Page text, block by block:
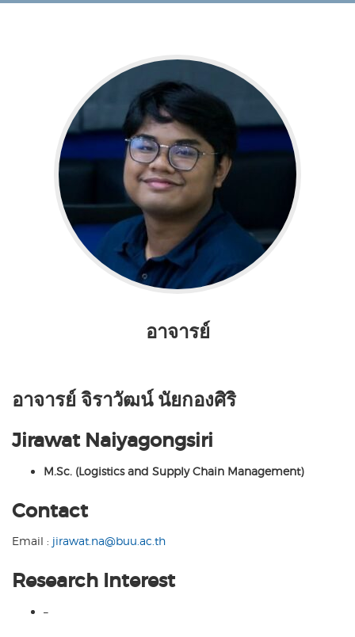
อาจารย์
อาจารย์ จิราวัฒน์ นัยกองศิริ
Jirawat Naiyagongsiri
M.Sc. (Logistics and Supply Chain Management)
Contact
Email : jirawat.na@buu.ac.th
Research Interest
–